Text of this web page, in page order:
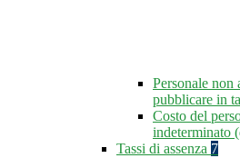
Personale non
pubblicare in
Costo del
indeterminato
Tassi di assenza 7